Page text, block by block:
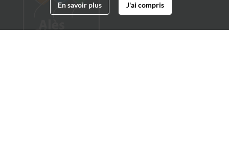
En savoir plus J'ai compris